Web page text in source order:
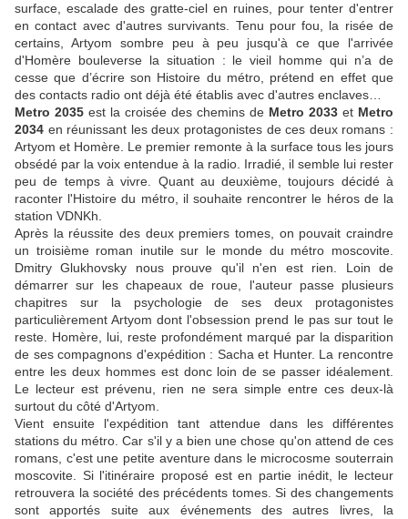
surface, escalade des gratte-ciel en ruines, pour tenter d'entrer
en contact avec d'autres survivants. Tenu pour fou, la risée de
certains, Artyom sombre peu à peu jusqu'à ce que l'arrivée
d'Homère bouleverse la situation : le vieil homme qui n’a de
cesse que d’écrire son Histoire du métro, prétend en effet que
des contacts radio ont déjà été établis avec d'autres enclaves…
Metro 2035 est la croisée des chemins de Metro 2033 et Metro
2034 en réunissant les deux protagonistes de ces deux romans :
Artyom et Homère. Le premier remonte à la surface tous les jours
obsédé par la voix entendue à la radio. Irradié, il semble lui rester
peu de temps à vivre. Quant au deuxième, toujours décidé à
raconter l'Histoire du métro, il souhaite rencontrer le héros de la
station VDNKh.
Après la réussite des deux premiers tomes, on pouvait craindre
un troisième roman inutile sur le monde du métro moscovite.
Dmitry Glukhovsky nous prouve qu'il n'en est rien. Loin de
démarrer sur les chapeaux de roue, l'auteur passe plusieurs
chapitres sur la psychologie de ses deux protagonistes
particulièrement Artyom dont l'obsession prend le pas sur tout le
reste. Homère, lui, reste profondément marqué par la disparition
de ses compagnons d'expédition : Sacha et Hunter. La rencontre
entre les deux hommes est donc loin de se passer idéalement.
Le lecteur est prévenu, rien ne sera simple entre ces deux-là
surtout du côté d'Artyom.
Vient ensuite l'expédition tant attendue dans les différentes
stations du métro. Car s'il y a bien une chose qu'on attend de ces
romans, c'est une petite aventure dans le microcosme souterrain
moscovite. Si l'itinéraire proposé est en partie inédit, le lecteur
retrouvera la société des précédents tomes. Si des changements
sont apportés suite aux événements des autres livres, la